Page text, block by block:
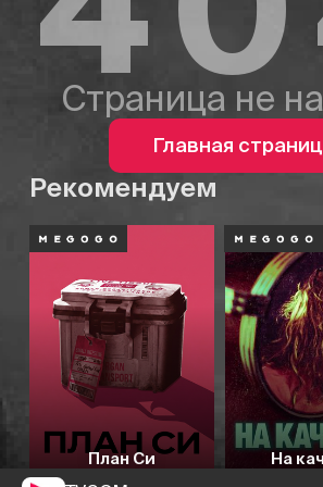
Страница не
Главная
Рекомендуем
План Си На